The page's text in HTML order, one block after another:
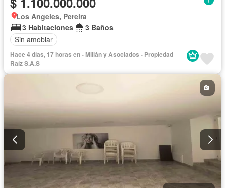
Los Angeles, Pereira
3 Habitaciones
3 Baños
Sin amoblar
Hace 4 días, 17 horas en - Millán y Asociados - Propiedad
Raíz S.A.S